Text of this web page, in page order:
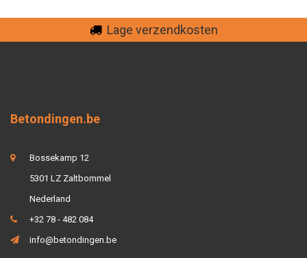
Lage verzendkosten
Betondingen.be
Bossekamp 12
5301 LZ Zaltbommel
Nederland
+32 78 - 482 084
info@betondingen.be